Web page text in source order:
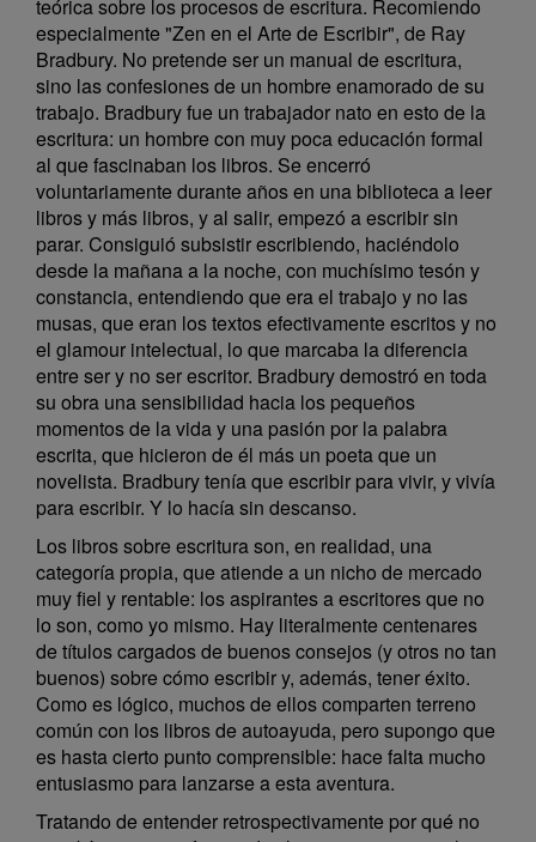
teórica sobre los procesos de escritura. Recomiendo
especialmente "Zen en el Arte de Escribir", de Ray
Bradbury. No pretende ser un manual de escritura,
sino las confesiones de un hombre enamorado de su
trabajo. Bradbury fue un trabajador nato en esto de la
escritura: un hombre con muy poca educación formal
al que fascinaban los libros. Se encerró
voluntariamente durante años en una biblioteca a leer
libros y más libros, y al salir, empezó a escribir sin
parar. Consiguió subsistir escribiendo, haciéndolo
desde la mañana a la noche, con muchísimo tesón y
constancia, entendiendo que era el trabajo y no las
musas, que eran los textos efectivamente escritos y no
el glamour intelectual, lo que marcaba la diferencia
entre ser y no ser escritor. Bradbury demostró en toda
su obra una sensibilidad hacia los pequeños
momentos de la vida y una pasión por la palabra
escrita, que hicieron de él más un poeta que un
novelista. Bradbury tenía que escribir para vivir, y vivía
para escribir. Y lo hacía sin descanso.
Los libros sobre escritura son, en realidad, una
categoría propia, que atiende a un nicho de mercado
muy fiel y rentable: los aspirantes a escritores que no
lo son, como yo mismo. Hay literalmente centenares
de títulos cargados de buenos consejos (y otros no tan
buenos) sobre cómo escribir y, además, tener éxito.
Como es lógico, muchos de ellos comparten terreno
común con los libros de autoayuda, pero supongo que
es hasta cierto punto comprensible: hace falta mucho
entusiasmo para lanzarse a esta aventura.
Tratando de entender retrospectivamente por qué no